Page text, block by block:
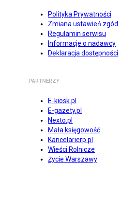
Polityka Prywatności
Zmiana ustawień zgód
Regulamin serwisu
Informacje o nadawcy
Deklaracja dostępności
PARTNERZY
E-kiosk.pl
E-gazety.pl
Nexto.pl
Mała księgowość
Kancelarierp.pl
Wieści Rolnicze
Życie Warszawy